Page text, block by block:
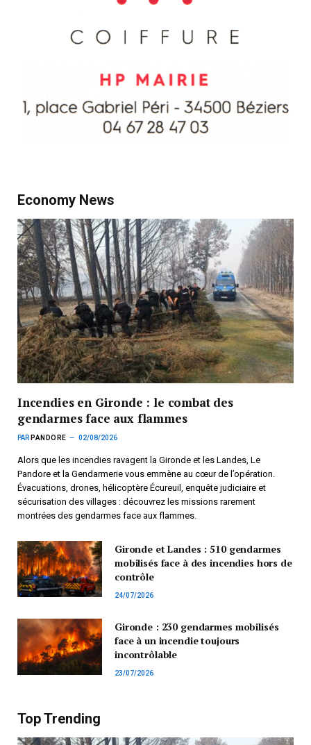
Economy News
Incendies en Gironde : le combat des
gendarmes face aux flammes
PAR PANDORE 02/08/2026
Alors que les incendies ravagent la Gironde et les Landes, Le
Pandore et la Gendarmerie vous emmène au cœur de l’opération.
Évacuations, drones, hélicoptère Écureuil, enquête judiciaire et
sécurisation des villages : découvrez les missions rarement
montrées des gendarmes face aux flammes.
Gironde et Landes : 510 gendarmes
mobilisés face à des incendies hors de
contrôle
24/07/2026
Gironde : 230 gendarmes mobilisés
face à un incendie toujours
incontrôlable
23/07/2026
Top Trending